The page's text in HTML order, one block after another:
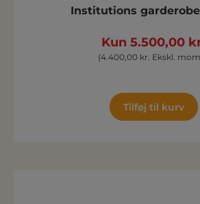
Institutions
Kun 5.500,00
(4.400,00 kr. Ekskl.
Tilføj til kurv